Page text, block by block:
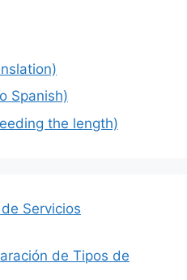
Spanish)
the length)
Servicios
de Tipos de